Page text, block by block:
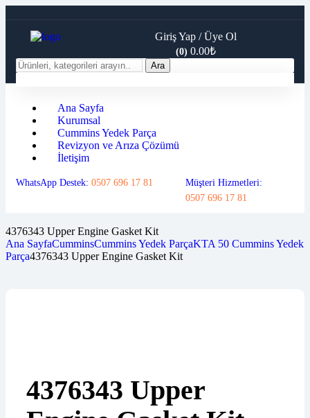
Ara
Giriş Yap / Üye Ol
(0) 0.00₺
Ana Sayfa
Kurumsal
Cummins Yedek Parça
Revizyon ve Arıza Çözümü
İletişim
WhatsApp Destek: 0507 696 17 81
Müşteri Hizmetleri:
0507 696 17 81
4376343 Upper Engine Gasket Kit
Ana SayfaCumminsCummins Yedek ParçaKTA 50 Cummins Yedek
Parça4376343 Upper Engine Gasket Kit
4376343 Upper